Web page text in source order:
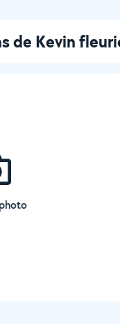
de Kevin